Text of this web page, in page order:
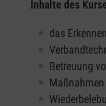
Inhalte des
das
Betreuung